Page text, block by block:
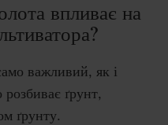
впливає на
важливий, як і
ґрунт,
ґрунту.